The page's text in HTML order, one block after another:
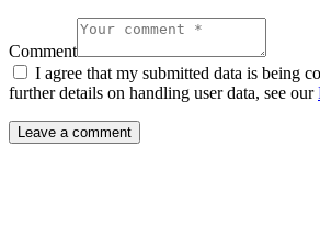
Comment
I agree that my submitted data is being
further details on handling user data, see our